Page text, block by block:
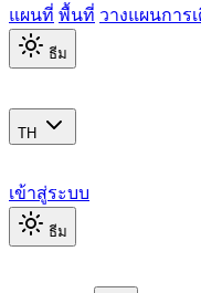
แผนที่ พื้นที่ วางแผนการ
ธีม
TH
เข้าสู่ระบบ
ธีม